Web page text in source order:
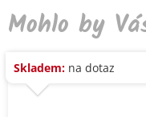
Mohlo by
Skladem: na dotaz